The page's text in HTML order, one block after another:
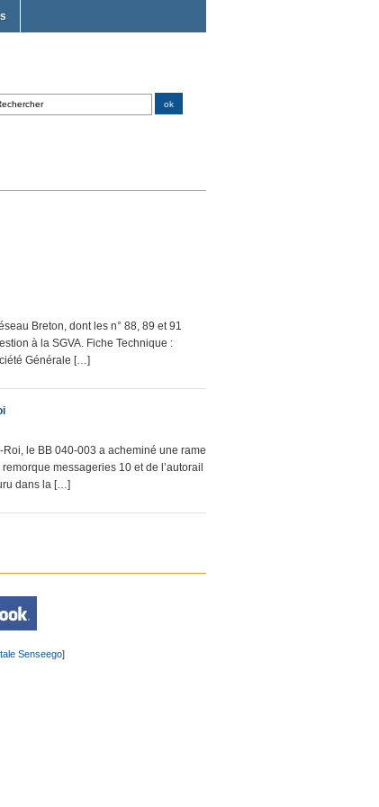
Breton, dont les n° 88, 89 et 91
à la SGVA. Fiche Technique :
Générale […]
le BB 040-003 a acheminé une rame
messageries 10 et de l’autorail
dans la […]
Senseego]